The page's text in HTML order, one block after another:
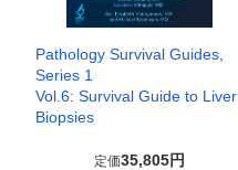
Pathology Survival Guides,
Series 1
Vol.6: Survival Guide to Liver
Biopsies
定価35,805円